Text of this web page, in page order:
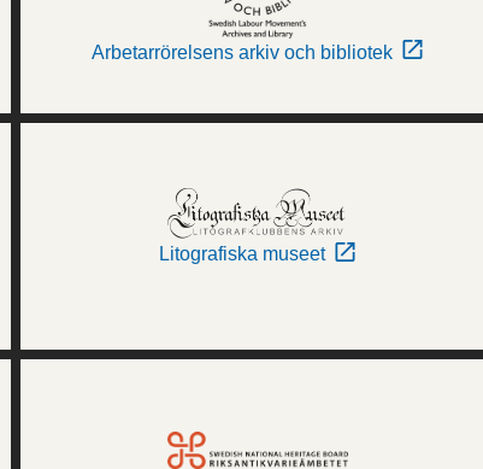
Arbetarrörelsens arkiv och bibliotek
Litografiska museet